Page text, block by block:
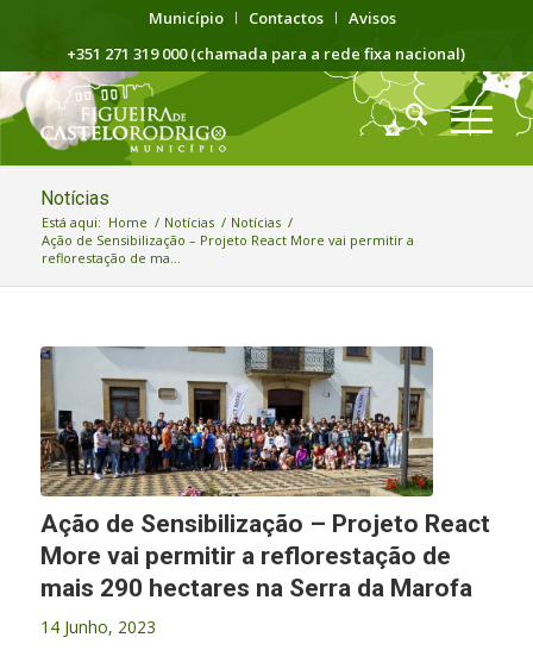
Município Contactos
Avisos
+351 271 319 000 (chamada para a rede fixa nacional)
Notícias
Está aqui: Home / Notícias / Notícias /
Ação de Sensibilização – Projeto React More vai permitir a
reflorestação de ma...
Ação de Sensibilização – Projeto React
More vai permitir a reflorestação de
mais 290 hectares na Serra da Marofa
14 Junho, 2023